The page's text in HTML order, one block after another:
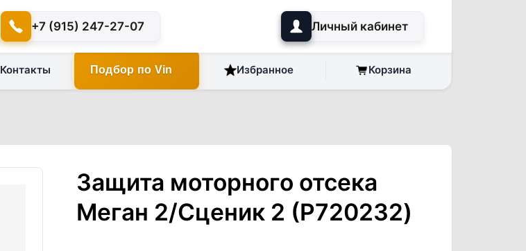
+7 (915) 247-27-07 Личный кабинет
Контакты Подбор по Vin Избранное Корзина
Защита моторного отсека
Меган 2/Сценик 2 (P720232)